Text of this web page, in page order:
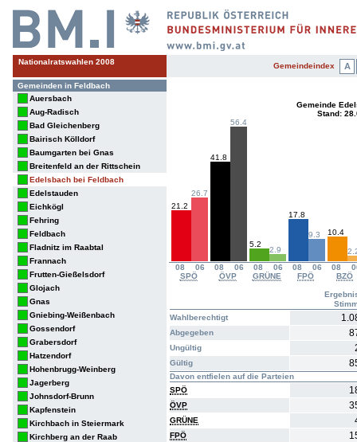
Nationalratswahlen 2008 Gemeindeindex A
Gemeinden in Feldbach
Auersbach
Aug-Radisch
Bad Gleichenberg
Bairisch Kölldorf
Baumgarten bei Gnas
Breitenfeld an der Rittschein
Edelsbach bei Feldbach
Edelstauden
Eichkögl
Fehring
Feldbach
Fladnitz im Raabtal
Frannach
Frutten-Gießelsdorf
Glojach
Gnas
Gniebing-Weißenbach
Gossendorf
Grabersdorf
Hatzendorf
Hohenbrugg-Weinberg
Jagerberg
Johnsdorf-Brunn
Kapfenstein
Kirchbach in Steiermark
Kirchberg an der Raab
Gemeinde
Stand:
08 06 08 06 08 06 08 06 08
SPÖ
ÖVP GRÜNE FPÖ BZÖ
21.2
26.7
41.8
56.4
5.2
2.9
17.8
9.3 10.4
Wahlberechtigt
Abgegeben
Ungültig
Gültig
Davon entfielen auf die Parteien
SPÖ
ÖVP
GRÜNE
FPÖ